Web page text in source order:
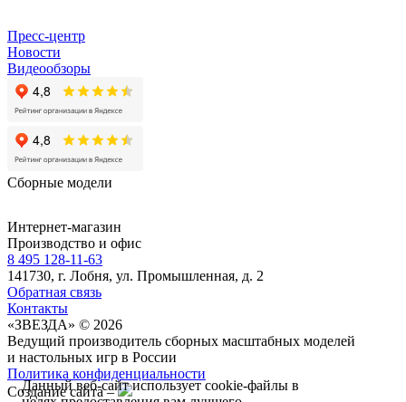
Пресс-центр
Новости
Видеообзоры
Сборные модели
Интернет-магазин
Производство и офис
8 495 128-11-63
141730, г. Лобня, ул. Промышленная, д. 2
Обратная связь
Контакты
«ЗВЕЗДА» © 2026
Ведущий производитель сборных масштабных моделей
и настольных игр в России
Политика конфиденциальности
Создание сайта –
Данный веб-сайт использует cookie-файлы в